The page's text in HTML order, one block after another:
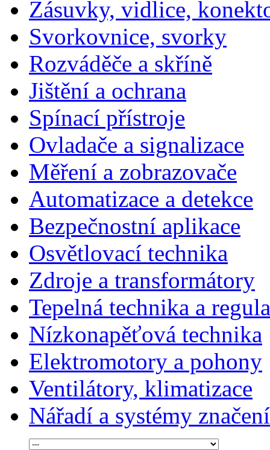
Zásuvky, vidlice,
Svorkovnice, svorky
Rozváděče a skříně
Jištění a ochrana
Spínací přístroje
Ovladače a signalizace
Měření a zobrazovače
Automatizace a detekce
Bezpečnostní aplikace
Osvětlovací technika
Zdroje a transformátory
Tepelná technika a
Nízkonapěťová technika
Elektromotory a pohony
Ventilátory, klimatizace
Nářadí a systémy značení